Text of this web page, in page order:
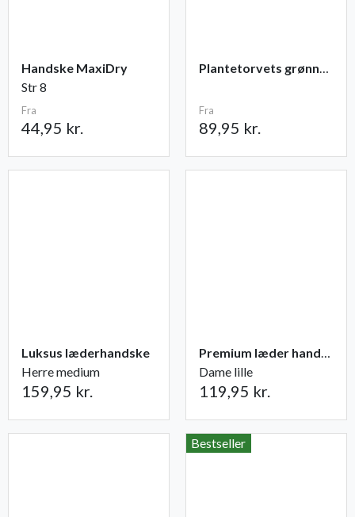
Handske MaxiDry
Str 8
Fra
44,95 kr.
Fra
89,95 kr.
Luksus læderhandske
Herre medium
159,95 kr.
Dame lille
119,95 kr.
Bestseller